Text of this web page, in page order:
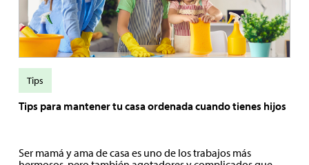
Tips para mantener tu casa ordenada cuando tienes hijos
Ser mamá y ama de casa es uno de los trabajos más
Tips